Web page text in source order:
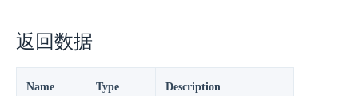
返回数据
Name Type Description